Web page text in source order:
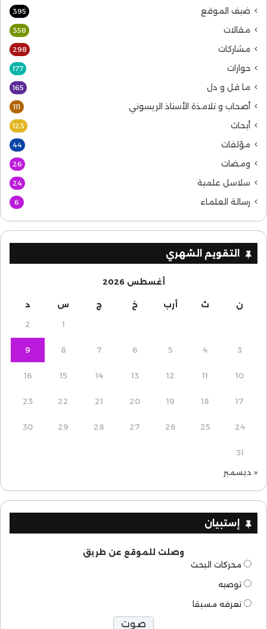
ضيف الموقع 395
مقالات 358
مشاركات 298
حوارات 177
ما قل و دل 165
أصحاب و تلامذة الأستاذ الريسوني 111
أبحاث 123
مؤلفات 44
ومضات 26
سلاسل علمية 24
رسالة العلماء 6
التقويم الشهري
أغسطس 2026
ن ث أرب خ ج س د
1
2
3
4
5
6
7
8
9
10
11
12
13
14
15
16
17
18
19
20
21
22
23
24
25
26
27
28
29
30
31
« ديسمبر
إستبيان
وصلت للموقع عن طريق
محركات البحث
توصيه
تعرفه مسبقا